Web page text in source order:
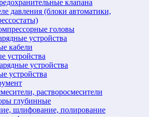
клапана
давления (блоки автоматики,
головы
устройства
кабели
устройства
устройства
устройства
растворосмесители
глубинные
шлифование, полирование